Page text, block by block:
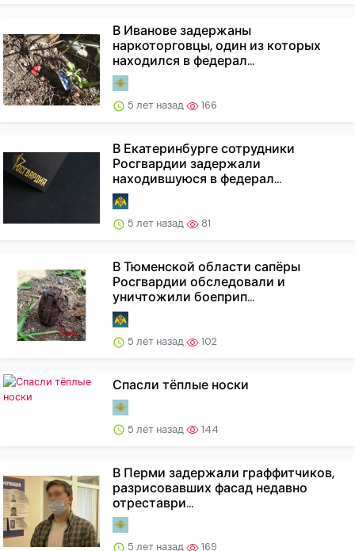
В Иванове задержаны
наркоторговцы, один из которых
находился в федерал...
5 лет назад 166
В Екатеринбурге сотрудники
Росгвардии задержали
находившуюся в федерал...
5 лет назад 81
В Тюменской области сапёры
Росгвардии обследовали и
уничтожили боеприп...
5 лет назад 102
Спасли тёплые носки
5 лет назад 144
В Перми задержали граффитчиков,
разрисовавших фасад недавно
отреставри...
5 лет назад 169